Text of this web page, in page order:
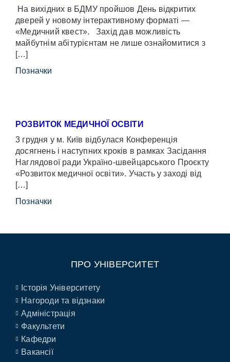
На вихідних в БДМУ пройшов День відкритих
дверей у новому інтерактивному форматі —
«Медичний квест». Захід дав можливість
майбутнім абітурієнтам не лише ознайомитися з
[…]
Позначки
РОЗВИТОК МЕДИЧНОЇ ОСВІТИ
3 грудня у м. Київ відбулася Конференція
досягнень і наступних кроків в рамках Засідання
Наглядової ради Україно-швейцарського Проєкту
«Розвиток медичної освіти». Участь у заході від
[…]
Позначки
ПРО УНІВЕРСИТЕТ
Історія Університету
Нагороди та відзнаки
Адміністрація
Факультети
Кафедри
Вакансії